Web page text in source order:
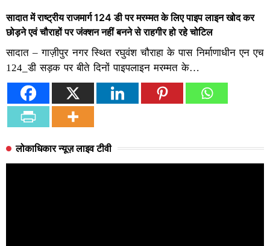
सादात में राष्ट्रीय राजमार्ग 124 डी पर मरम्मत के लिए पाइप लाइन खोद कर
छोड़ने एवं चौराहों पर जंक्शन नहीं बनने से राहगीर हो रहे चोटिल
सादात – गाज़ीपुर नगर स्थित रघुवंश चौराहा के पास निर्माणाधीन एन एच
124_डी सड़क पर बीते दिनों पाइपलाइन मरम्मत के…
लोकाधिकार न्यूज़ लाइव टीवी